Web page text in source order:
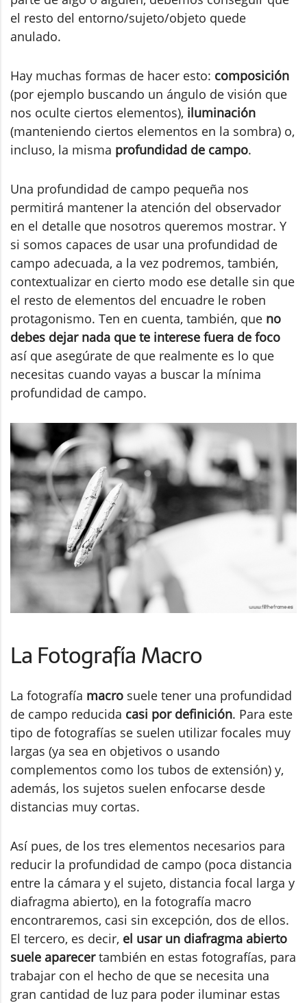
el resto del entorno/sujeto/objeto quede
anulado.
Hay muchas formas de hacer esto: composición
(por ejemplo buscando un ángulo de visión que
nos oculte ciertos elementos), iluminación
(manteniendo ciertos elementos en la sombra) o,
incluso, la misma profundidad de campo.
Una profundidad de campo pequeña nos
permitirá mantener la atención del observador
en el detalle que nosotros queremos mostrar. Y
si somos capaces de usar una profundidad de
campo adecuada, a la vez podremos, también,
contextualizar en cierto modo ese detalle sin que
el resto de elementos del encuadre le roben
protagonismo. Ten en cuenta, también, que no
debes dejar nada que te interese fuera de foco
así que asegúrate de que realmente es lo que
necesitas cuando vayas a buscar la mínima
profundidad de campo.
La Fotografía Macro
La fotografía macro suele tener una profundidad
de campo reducida casi por definición. Para este
tipo de fotografías se suelen utilizar focales muy
largas (ya sea en objetivos o usando
complementos como los tubos de extensión) y,
además, los sujetos suelen enfocarse desde
distancias muy cortas.
Así pues, de los tres elementos necesarios para
reducir la profundidad de campo (poca distancia
entre la cámara y el sujeto, distancia focal larga y
diafragma abierto), en la fotografía macro
encontraremos, casi sin excepción, dos de ellos.
El tercero, es decir, el usar un diafragma abierto
suele aparecertambién en estas fotografías, para
trabajar con el hecho de que se necesita una
gran cantidad de luz para poder iluminar estas